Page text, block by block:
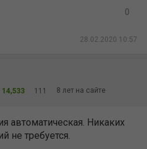
28.02.2020 10:57
0
14,533 111 8 лет на сайте
автоматическая. Никаких
не требуется.